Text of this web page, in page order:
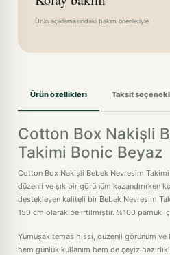
Ürün açıklamasındaki bakım önerileriyle
Ürün özellikleri Taksit
Cotton Box Nakişli
Takimi Bonic Beyaz
Cotton Box Nakişli Bebek Nevresim
düzenli ve şık bir görünüm kazandırırken
destekleyen kaliteli bir Bebek Nevresim
150 cm olarak belirtilmiştir. %100 pamuk
Yumuşak temas hissi, düzenli görünüm ve
hem günlük kullanım hem de çeyiz